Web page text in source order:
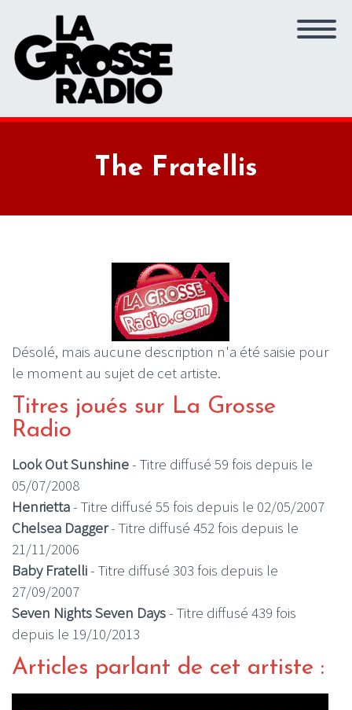
The Fratellis
Désolé, mais aucune description n'a été saisie pour
le moment au sujet de cet artiste.
Titres joués sur La Grosse
Radio
Look Out Sunshine- Titre diffusé 59 fois depuis le
05/07/2008
Henrietta- Titre diffusé 55 fois depuis le 02/05/2007
Chelsea Dagger- Titre diffusé 452 fois depuis le
21/11/2006
Baby Fratelli- Titre diffusé 303 fois depuis le
27/09/2007
Seven Nights Seven Days- Titre diffusé 439 fois
depuis le 19/10/2013
Articles parlant de cet artiste :